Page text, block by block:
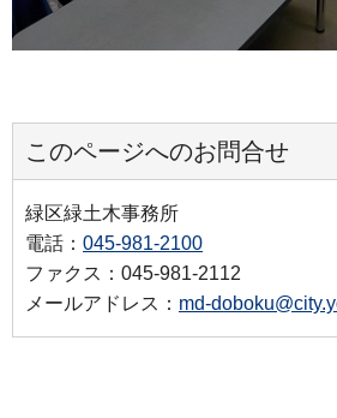
このページへのお問合せ
緑区緑土木事務所
電話： 045-981-2100
ファクス：045-981-2112
メールアドレス： md-